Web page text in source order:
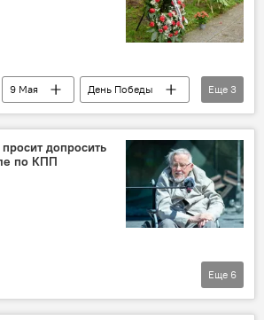
9 Мая
День Победы
Победы в Литве
Еще 3
допросить
по КПП
Преследование Альгирдаса Палецкиса и его сторонников в Литве
Еще 6